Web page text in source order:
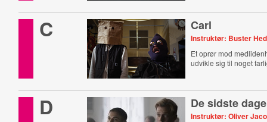
C Carl
Instruktør: Buster
Et oprør mod
udvikle sig til noget
D De sidste dage
Instruktør: Oliver